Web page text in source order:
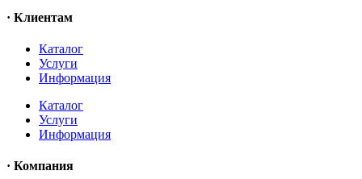
· Клиентам
Каталог
Услуги
Информация
Каталог
Услуги
Информация
· Компания